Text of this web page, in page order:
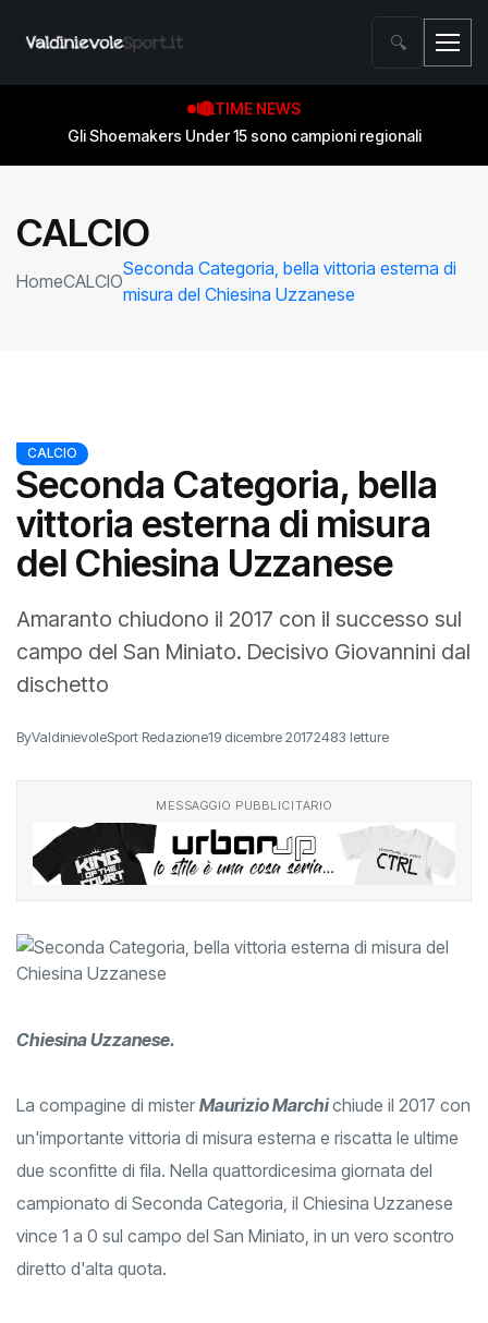
🔍
ULTIME NEWS
Gli Shoemakers Under 15 sono campioni regionali
CALCIO
HomeCALCIO
Seconda Categoria, bella vittoria esterna di
misura del Chiesina Uzzanese
CALCIO
Seconda Categoria, bella
vittoria esterna di misura
del Chiesina Uzzanese
Amaranto chiudono il 2017 con il successo sul
campo del San Miniato. Decisivo Giovannini dal
dischetto
ByValdinievoleSport Redazione19 dicembre 20172483 letture
MESSAGGIO PUBBLICITARIO
Chiesina Uzzanese.
La compagine di mister Maurizio Marchichiude il 2017 con
un'importante vittoria di misura esterna e riscatta le ultime
due sconfitte di fila. Nella quattordicesima giornata del
campionato di Seconda Categoria, il Chiesina Uzzanese
vince 1 a 0 sul campo del San Miniato, in un vero scontro
diretto d'alta quota.